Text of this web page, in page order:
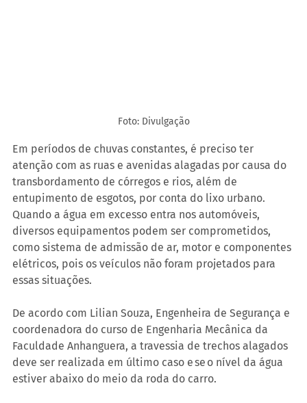
Foto: Divulgação
Em períodos de chuvas constantes, é preciso ter
atenção com as ruas e avenidas alagadas por causa do
transbordamento de córregos e rios, além de
entupimento de esgotos, por conta do lixo urbano.
Quando a água em excesso entra nos automóveis,
diversos equipamentos podem ser comprometidos,
como sistema de admissão de ar, motor e componentes
elétricos, pois os veículos não foram projetados para
essas situações.
De acordo com Lilian Souza, Engenheira de Segurança e
coordenadora do curso de Engenharia Mecânica da
Faculdade Anhanguera, a travessia de trechos alagados
deve ser realizada em último caso e se o nível da água
estiver abaixo do meio da roda do carro.